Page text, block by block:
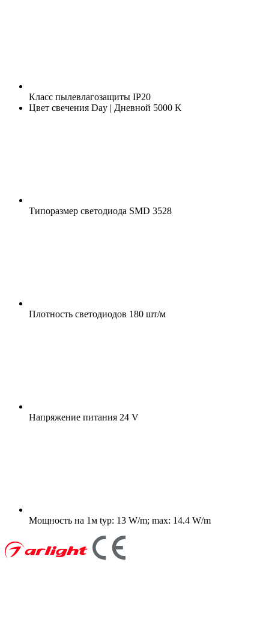
Класс пылевлагозащиты IP20
Цвет свечения Day | Дневной 5000 K
Типоразмер светодиода SMD 3528
Плотность светодиодов 180 шт/м
Напряжение питания 24 V
Мощность на 1м typ: 13 W/m; max: 14.4 W/m